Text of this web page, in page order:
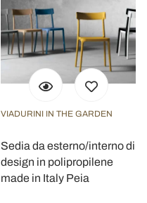
VIADURINI IN THE GARDEN
Sedia da esterno/interno di
design in polipropilene
made in Italy Peia